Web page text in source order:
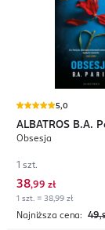
5,0
ALBATROS B.A.
Obsesja
1 szt.
38,99 zł
1 szt. = 38,99 zł
Najniższa cena: 49